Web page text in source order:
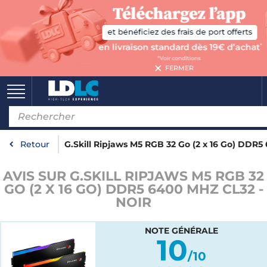
FERMER
Retour G.Skill Ripjaws M5 RGB 32 Go (2 x 16 Go)
AVIS SUR G.SKILL RIPJAWS M5 RGB 32
GO (2 X 16 GO) DDR5 6400 MHZ CL32 -
NOIR
NOTE GÉNÉRALE
10/10